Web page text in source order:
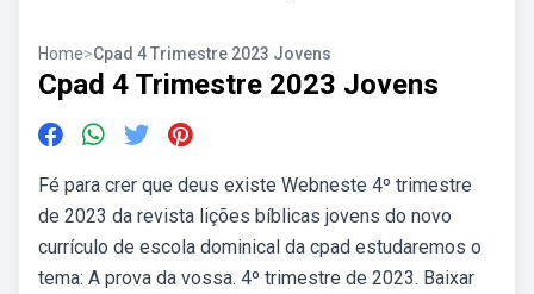
Home>Cpad 4 Trimestre 2023 Jovens
Cpad 4 Trimestre 2023 Jovens
Fé para crer que deus existe Webneste 4º trimestre
de 2023 da revista lições bíblicas jovens do novo
currículo de escola dominical da cpad estudaremos o
tema: A prova da vossa. 4º trimestre de 2023. Baixar